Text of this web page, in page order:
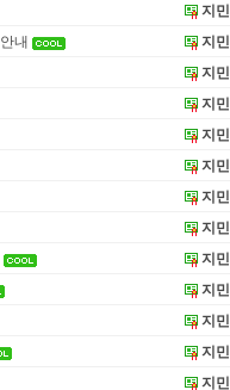
지민
내 지민
지민
지민
지민
지민
지민
지민
지민
지민
지민
지민
지민